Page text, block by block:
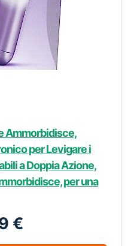
Ammorbidisce,
per Levigare i
a Doppia Azione,
per una
€